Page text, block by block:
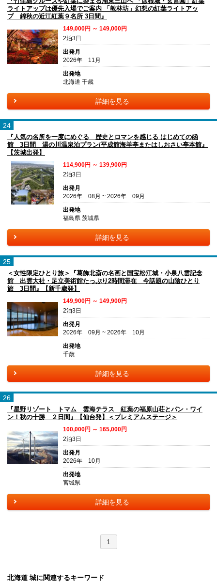
ライトアップは優先入場でご案内 「教林坊」幻想の紅葉ライトアッ
プ 錦秋の近江紅葉９名所 3日間』
149,000円 ～ 149,000円
2泊3日
出発月
2026年 11月
出発地
北海道 千歳
詳細を見る
24
『人気の名所を一度にめぐる 歴史とロマンを感じる はじめての函
館 3日間 湯の川温泉泊プラン/平成館海羊亭またはしおさい亭本館』
【茨城出発】
114,900円 ～ 139,900円
2泊3日
出発月
2026年 08月 ~ 2026年 09月
出発地
福島県 茨城県
詳細を見る
25
＜女性限定ひとり旅＞『葛飾北斎の名画と国宝松江城・小泉八雲記念
館 出雲大社・足立美術館たっぷり2時間滞在 今話題の山陰ひとり
旅 3日間』【新千歳発】
149,900円 ～ 149,900円
2泊3日
出発月
2026年 09月 ~ 2026年 10月
出発地
千歳
詳細を見る
26
『星野リゾート トマム 雲海テラス 紅葉の福原山荘とパン・ワイ
ン！秋の十勝 ２日間』【仙台発】＜プレミアムステージ＞
100,000円 ～ 165,000円
2泊3日
出発月
2026年 10月
出発地
宮城県
詳細を見る
1
北海道 城に関連するキーワード